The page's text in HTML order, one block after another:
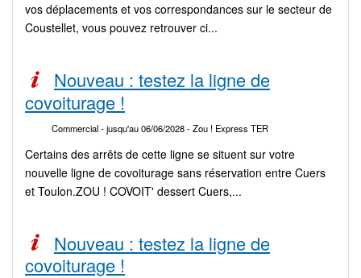
vos déplacements et vos correspondances sur le secteur de
Coustellet, vous pouvez retrouver ci...
Nouveau : testez la ligne de
covoiturage !
Commercial- jusqu'au 06/06/2028- Zou ! Express TER
Certains des arrêts de cette ligne se situent sur votre
nouvelle ligne de covoiturage sans réservation entre Cuers
et Toulon.ZOU ! COVOIT' dessert Cuers,...
Nouveau : testez la ligne de
covoiturage !